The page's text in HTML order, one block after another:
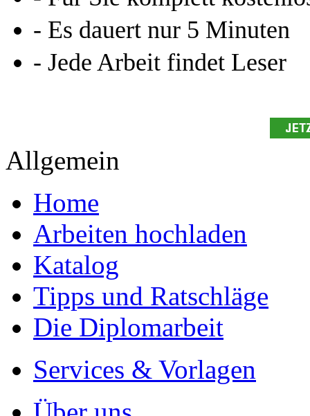
Ihre Hausarbeit /
- Publikation als E-Book
- Hohes Honorar auf die
- Für Sie komplett
- Es dauert nur 5 Minuten
- Jede Arbeit findet Leser